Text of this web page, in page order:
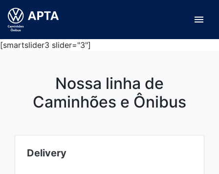
menu
[smartslider3 slider="3"]
Nossa linha de
Caminhões e Ônibus
Delivery